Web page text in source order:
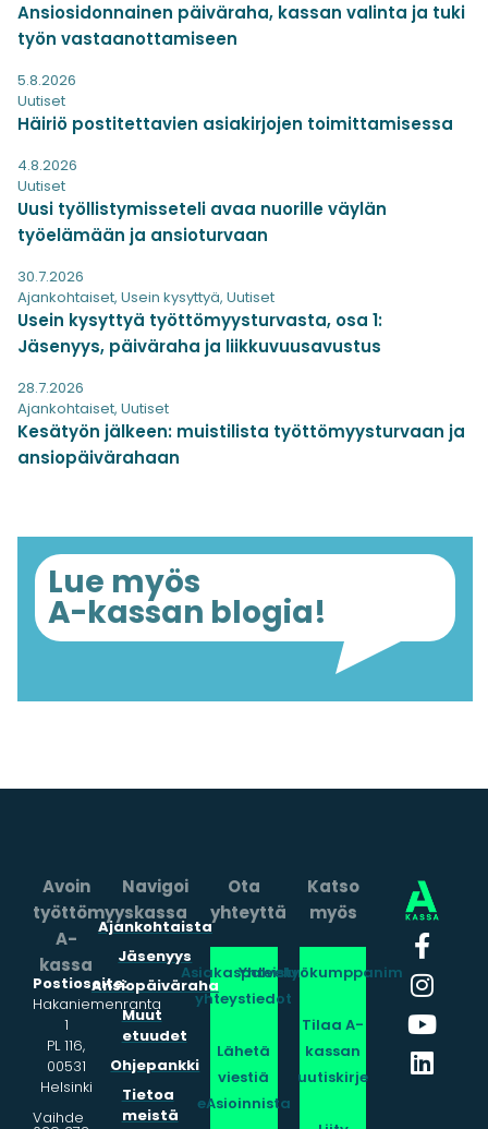
Ansiosidonnainen päiväraha, kassan valinta ja tuki
työn vastaanottamiseen
5.8.2026
Uutiset
Häiriö postitettavien asiakirjojen toimittamisessa
4.8.2026
Uutiset
Uusi työllistymisseteli avaa nuorille väylän
työelämään ja ansioturvaan
30.7.2026
Ajankohtaiset, Usein kysyttyä, Uutiset
Usein kysyttyä työttömyysturvasta, osa 1:
Jäsenyys, päiväraha ja liikkuvuusavustus
28.7.2026
Ajankohtaiset, Uutiset
Kesätyön jälkeen: muistilista työttömyysturvaan ja
ansiopäivärahaan
Lue myös
A-kassan blogia!
Avoin
työttömyyskassa
A-
kassa
Postiosoite:
Hakaniemenranta
1
PL 116,
00531
Helsinki
Vaihde
Ota
yhteyttä
Asiakaspalvelun
yhteystiedot
Lähetä
viestiä
eAsioinnista
Navigoi
Ajankohtaista
Jäsenyys
Ansiopäiväraha
Muut
etuudet
Ohjepankki
Tietoa
meistä
Katso
myös
Yhteistyökumppanimme
Tilaa A-
kassan
uutiskirje